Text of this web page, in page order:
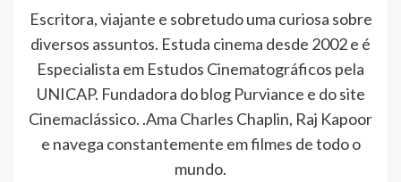
Escritora, viajante e sobretudo uma curiosa sobre
diversos assuntos. Estuda cinema desde 2002 e é
Especialista em Estudos Cinematográficos pela
UNICAP. Fundadora do blog Purviance e do site
Cinemaclássico. .Ama Charles Chaplin, Raj Kapoor
e navega constantemente em filmes de todo o
mundo.